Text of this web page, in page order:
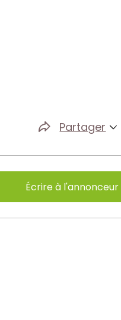
Partager
Écrire à l'annonceur